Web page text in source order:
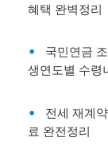
혜택 완벽정리
국민연금
생연도별 수령
전세 재계
료 완전정리